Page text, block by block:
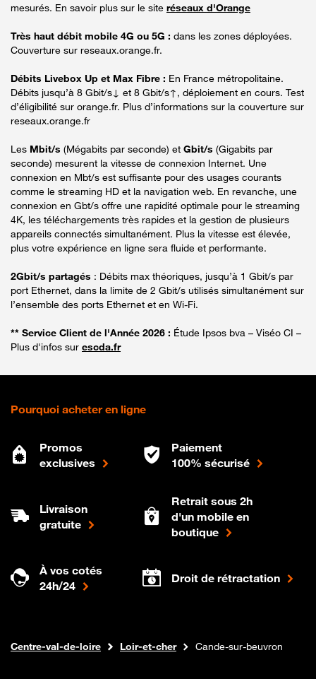
mesurés. En savoir plus sur le site réseaux d'Orange
Très haut débit mobile 4G ou 5G : dans les zones déployées.
Couverture sur reseaux.orange.fr.
Débits Livebox Up et Max Fibre : En France métropolitaine.
Débits jusqu’à 8 Gbit/s↓ et 8 Gbit/s↑, déploiement en cours. Test
d’éligibilité sur orange.fr. Plus d’informations sur la couverture sur
reseaux.orange.fr
Les Mbit/s (Mégabits par seconde) et Gbit/s (Gigabits par
seconde) mesurent la vitesse de connexion Internet. Une
connexion en Mbt/s est suffisante pour des usages courants
comme le streaming HD et la navigation web. En revanche, une
connexion en Gbt/s offre une rapidité optimale pour le streaming
4K, les téléchargements très rapides et la gestion de plusieurs
appareils connectés simultanément. Plus la vitesse est élevée,
plus votre expérience en ligne sera fluide et performante.
2Gbit/s partagés : Débits max théoriques, jusqu’à 1 Gbit/s par
port Ethernet, dans la limite de 2 Gbit/s utilisés simultanément sur
l’ensemble des ports Ethernet et en Wi-Fi.
** Service Client de l'Année 2026 : Étude Ipsos bva – Viséo CI –
Plus d'infos sur escda.fr
Pourquoi acheter en ligne
Promos
exclusives
Paiement
100% sécurisé
Livraison
gratuite
Retrait sous 2h
d'un mobile en
boutique
À vos cotés
24h/24
Droit de rétractation
Boutique Orange
Internet fibre
Centre-val-de-loire Loir-et-cher Cande-sur-beuvron